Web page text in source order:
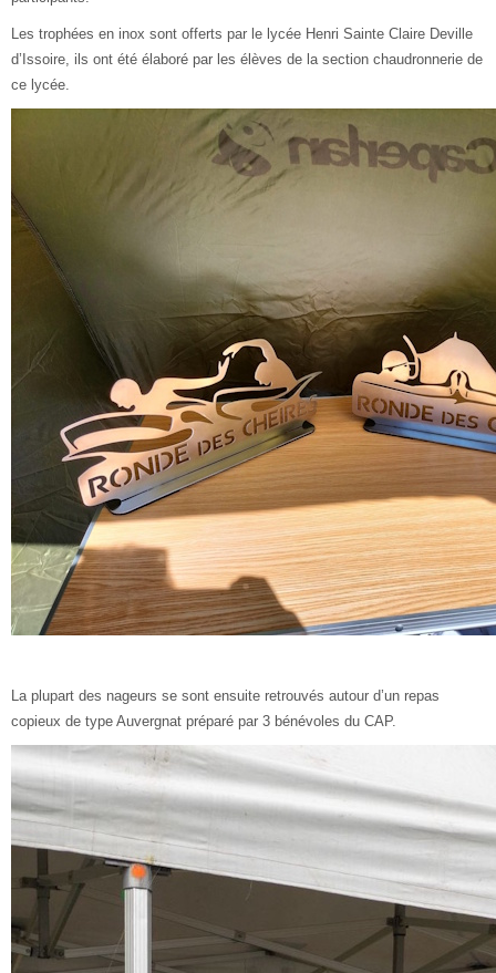
Les trophées en inox sont offerts par le lycée Henri Sainte Claire Deville
d’Issoire, ils ont été élaboré par les élèves de la section chaudronnerie de
ce lycée.
La plupart des nageurs se sont ensuite retrouvés autour d’un repas
copieux de type Auvergnat préparé par 3 bénévoles du CAP.